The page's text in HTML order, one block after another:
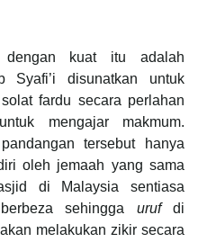
dengan kuat itu adalah
Syafi’i disunatkan untuk
fardu secara perlahan
mengajar makmum.
tersebut hanya
oleh jemaah yang sama
di Malaysia sentiasa
sehingga urufdi
melakukan zikir secara